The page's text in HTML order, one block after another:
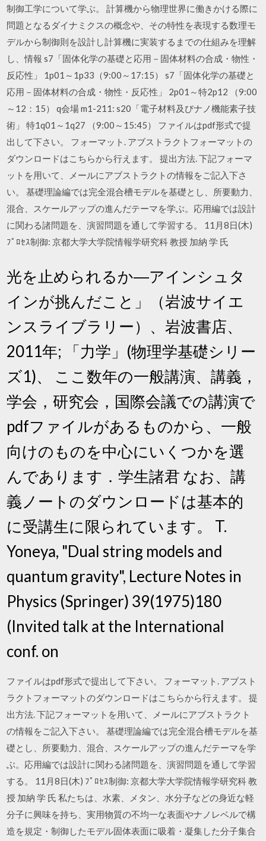
制御工学について学ぶ。 計算機から物理世界に働きかける際に
問題となるダイナミクスの概念や、その特性を表現する数理モ
デルから制御則を設計し計算機に実装するまでの仕組みを理解
し、情報 s7「固体化学の基礎と応用－固体材料の合成・物性・
反応性」 1p01～1p33（9:00～17:15） s7「固体化学の基礎と
応用－固体材料の合成・物性・反応性」 2p01～特2p12 （9:00
～12：15） q会場 m1-211: s20「電子材料及びナノ機能素子技
術」 特1q01～1q27 （9:00～15:45） ファイルはpdf形式で提
出して下さい。 フォーマット. アブストラクトフォーマットの
ダウンロードはこちらから行えます。 提出方法. 下記フォーマ
ットを用いて、メールにアブストラクトの情報をご記入下さ
い。 基礎理論編では完全混合槽モデルを基礎とし、所要動力、
混合、スケールアップの進んだテーマを学ぶ。応用編では設計
に関わる諸問題を、演習問題を通して学習する。 11月8日(木)
ﾌﾟﾛｾｽ制御: 京都大学大学院情報学研究科 教授 加納 学 氏
光を止められるか―アインシュタ
インが挑んだこと」（岩波サイエ
ンスライブラリー）、岩波書店、
2011年; 「力学」(物理学基礎シリー
ズ1)、 ここ数年の一般講演、講義，
学会，研究会，国際会議での講演で
pdfファイルがあるものから、一般
向けのものを中心にいくつかを選
んであります．学生諸君 なお、講
義ノートのダウンロードは基本的
に受講生に限られています。 T.
Yoneya, "Dual string models and
quantum gravity", Lecture Notes in
Physics (Springer) 39(1975)180
(Invited talk at the International
conf. on
ファイルはpdf形式で提出して下さい。 フォーマット. アブスト
ラクトフォーマットのダウンロードはこちらから行えます。 提
出方法. 下記フォーマットを用いて、メールにアブストラクト
の情報をご記入下さい。 基礎理論編では完全混合槽モデルを基
礎とし、所要動力、混合、スケールアップの進んだテーマを学
ぶ。応用編では設計に関わる諸問題を、演習問題を通して学習
する。 11月8日(木) ﾌﾟﾛｾｽ制御: 京都大学大学院情報学研究科 教
授 加納 学 氏 私たちは、水素、メタン、水分子などの身近な軽
分子に興味を持ち、実用物質の不均一な表面やナノレベルで構
造を規定・制御したモデル固体表面に吸着・凝集した分子集合